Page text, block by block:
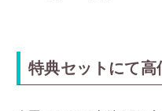
特典セットにて高